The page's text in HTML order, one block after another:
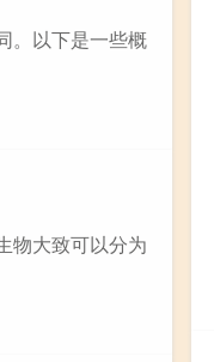
。以下是一些概
物大致可以分为